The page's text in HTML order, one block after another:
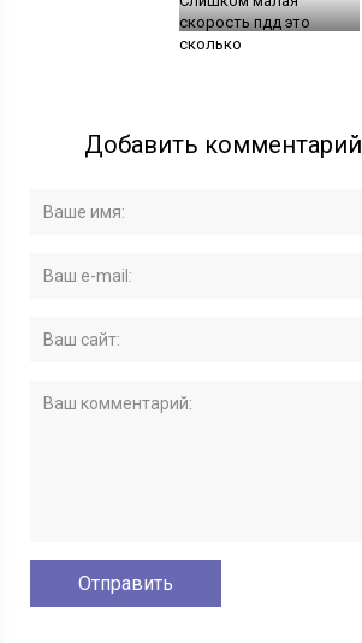
скорость пдд это
сколько
Добавить комментарий